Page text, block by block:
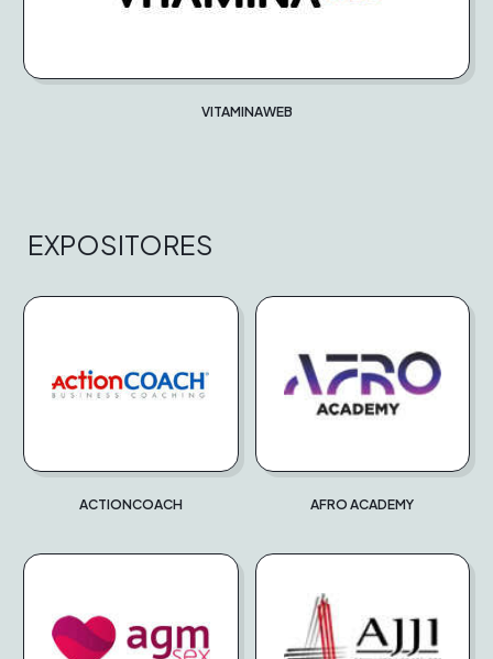
VITAMINAWEB
EXPOSITORES
ACTIONCOACH AFRO ACADEMY